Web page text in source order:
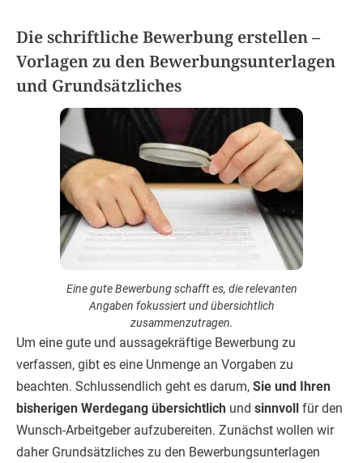
Die schriftliche Bewerbung erstellen –
Vorlagen zu den Bewerbungsunterlagen
und Grundsätzliches
Eine gute Bewerbung schafft es, die relevanten
Angaben fokussiert und übersichtlich
zusammenzutragen.
Um eine gute und aussagekräftige Bewerbung zu
verfassen, gibt es eine Unmenge an Vorgaben zu
beachten. Schlussendlich geht es darum, Sie und Ihren
bisherigen Werdegang übersichtlich und sinnvoll für den
Wunsch-Arbeitgeber aufzubereiten. Zunächst wollen wir
daher Grundsätzliches zu den Bewerbungsunterlagen